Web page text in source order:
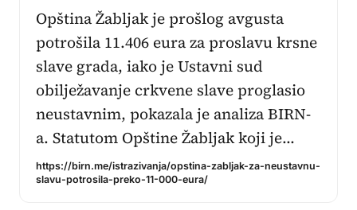
Opština Žabljak je prošlog avgusta
potrošila 11.406 eura za proslavu krsne
slave grada, iako je Ustavni sud
obilježavanje crkvene slave proglasio
neustavnim, pokazala je analiza BIRN-
a. Statutom Opštine Žabljak koji je…
https://birn.me/istrazivanja/opstina-zabljak-za-neustavnu-
slavu-potrosila-preko-11-000-eura/